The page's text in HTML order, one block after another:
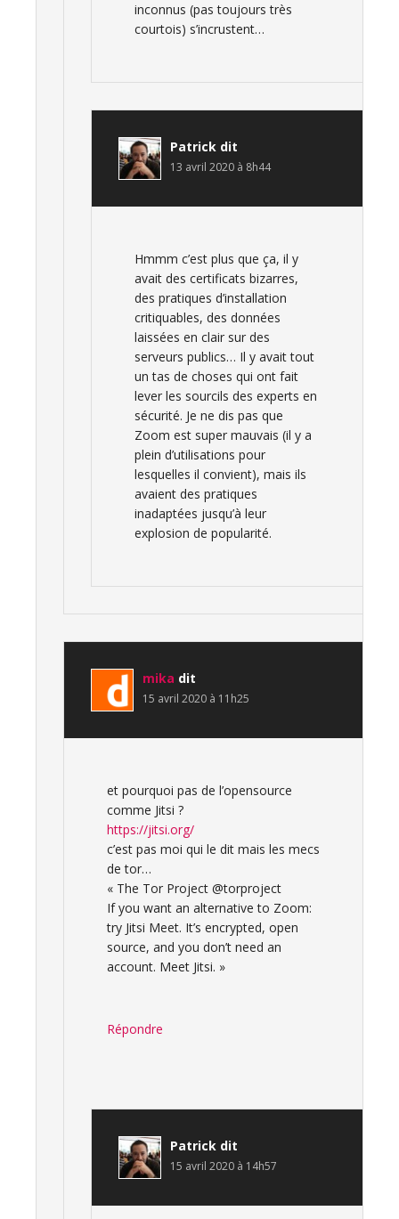
inconnus (pas toujours très
courtois) s’incrustent…
Patrick dit
13 avril 2020 à 8h44
Hmmm c’est plus que ça, il y
avait des certificats bizarres,
des pratiques d’installation
critiquables, des données
laissées en clair sur des
serveurs publics… Il y avait tout
un tas de choses qui ont fait
lever les sourcils des experts en
sécurité. Je ne dis pas que
Zoom est super mauvais (il y a
plein d’utilisations pour
lesquelles il convient), mais ils
avaient des pratiques
inadaptées jusqu’à leur
explosion de popularité.
mika dit
15 avril 2020 à 11h25
et pourquoi pas de l’opensource
comme Jitsi ?
https://jitsi.org/
c’est pas moi qui le dit mais les mecs
de tor…
« The Tor Project @torproject
If you want an alternative to Zoom:
try Jitsi Meet. It’s encrypted, open
source, and you don’t need an
account. Meet Jitsi. »
Répondre
Patrick dit
15 avril 2020 à 14h57